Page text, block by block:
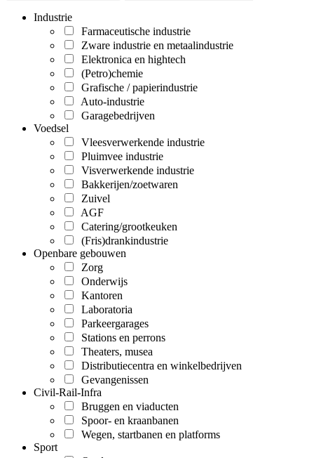
Industrie
Farmaceutische industrie
Zware industrie en metaalindustrie
Elektronica en hightech
(Petro)chemie
Grafische / papierindustrie
Auto-industrie
Garagebedrijven
Voedsel
Vleesverwerkende industrie
Pluimvee industrie
Visverwerkende industrie
Bakkerijen/zoetwaren
Zuivel
AGF
Catering/grootkeuken
(Fris)drankindustrie
Openbare gebouwen
Zorg
Onderwijs
Kantoren
Laboratoria
Parkeergarages
Stations en perrons
Theaters, musea
Distributiecentra en winkelbedrijven
Gevangenissen
Civil-Rail-Infra
Bruggen en viaducten
Spoor- en kraanbanen
Wegen, startbanen en platforms
Sport